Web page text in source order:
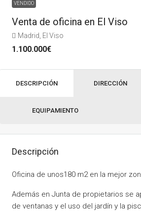
VENDIDO
Venta de oficina en El Viso
Madrid, El Viso
1.100.000€
DESCRIPCIÓN DIRECCIÓN
EQUIPAMIENTO
Descripción
Oficina de unos180 m2 en la mejor
Además en Junta de propietarios se
de ventanas y el uso del jardín y la